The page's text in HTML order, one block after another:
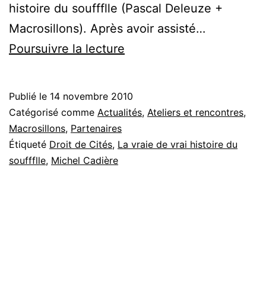
histoire du souffflle (Pascal Deleuze +
Macrosillons). Après avoir assisté…
Poursuivre la lecture
Michel
Publié le 14 novembre 2010
Catégorisé comme Actualités, Ateliers et rencontres,
Macrosillons, Partenaires
Étiqueté Droit de Cités, La vraie de vrai histoire du
souffflle, Michel Cadière